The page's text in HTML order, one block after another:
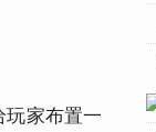
玩家布置一